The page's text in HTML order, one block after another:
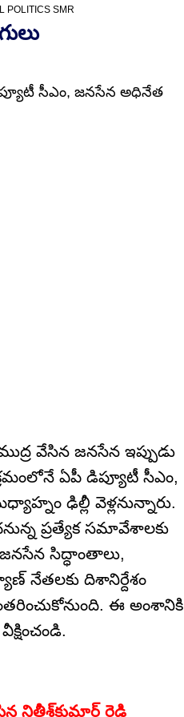
POLITICS SMR
సీఎం, జనసేన అధినేత
వేసిన జనసేన ఇప్పుడు
ఏపీ డిప్యూటీ సీఎం,
ఢిల్లీ వెళ్లనున్నారు.
ప్రత్యేక సమావేశాలకు
సిద్ధాంతాలు,
నేతలకు దిశానిర్దేశం
ఈ అంశానికి
నితీశ్‌కుమార్ రెడ్డి